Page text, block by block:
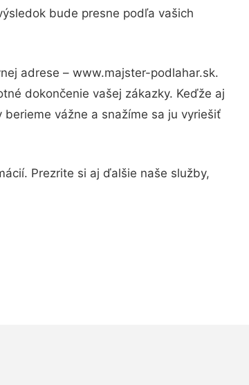
bude presne podľa vašich
adrese – www.majster-podlahar.sk.
dokončenie vašej zákazky. Keďže aj
vážne a snažíme sa ju vyriešiť
Prezrite si aj ďalšie naše služby,